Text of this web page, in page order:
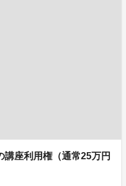
講座利用権（通常25万円